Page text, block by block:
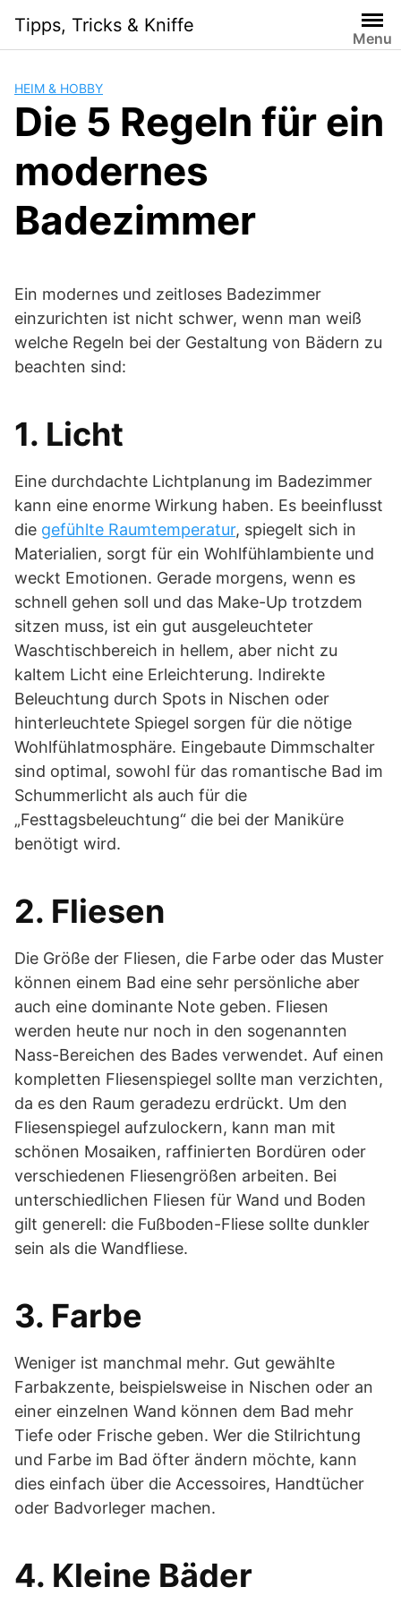
content
Tipps, Tricks & Kniffe
Menu
HEIM & HOBBY
Die 5 Regeln für ein
modernes
Badezimmer
Ein modernes und zeitloses Badezimmer
einzurichten ist nicht schwer, wenn man weiß
welche Regeln bei der Gestaltung von Bädern zu
beachten sind:
1. Licht
Eine durchdachte Lichtplanung im Badezimmer
kann eine enorme Wirkung haben. Es beeinflusst
die gefühlte Raumtemperatur, spiegelt sich in
Materialien, sorgt für ein Wohlfühlambiente und
weckt Emotionen. Gerade morgens, wenn es
schnell gehen soll und das Make-Up trotzdem
sitzen muss, ist ein gut ausgeleuchteter
Waschtischbereich in hellem, aber nicht zu
kaltem Licht eine Erleichterung. Indirekte
Beleuchtung durch Spots in Nischen oder
hinterleuchtete Spiegel sorgen für die nötige
Wohlfühlatmosphäre. Eingebaute Dimmschalter
sind optimal, sowohl für das romantische Bad im
Schummerlicht als auch für die
„Festtagsbeleuchtung“ die bei der Maniküre
benötigt wird.
2. Fliesen
Die Größe der Fliesen, die Farbe oder das Muster
können einem Bad eine sehr persönliche aber
auch eine dominante Note geben. Fliesen
werden heute nur noch in den sogenannten
Nass-Bereichen des Bades verwendet. Auf einen
kompletten Fliesenspiegel sollte man verzichten,
da es den Raum geradezu erdrückt. Um den
Fliesenspiegel aufzulockern, kann man mit
schönen Mosaiken, raffinierten Bordüren oder
verschiedenen Fliesengrößen arbeiten. Bei
unterschiedlichen Fliesen für Wand und Boden
gilt generell: die Fußboden-Fliese sollte dunkler
sein als die Wandfliese.
3. Farbe
Weniger ist manchmal mehr. Gut gewählte
Farbakzente, beispielsweise in Nischen oder an
einer einzelnen Wand können dem Bad mehr
Tiefe oder Frische geben. Wer die Stilrichtung
und Farbe im Bad öfter ändern möchte, kann
dies einfach über die Accessoires, Handtücher
oder Badvorleger machen.
4. Kleine Bäder